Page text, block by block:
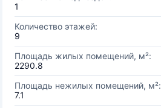
1
Количество этажей:
9
Площадь жилых помещений, м²:
2290.8
Площадь нежилых помещений, м²:
7.1